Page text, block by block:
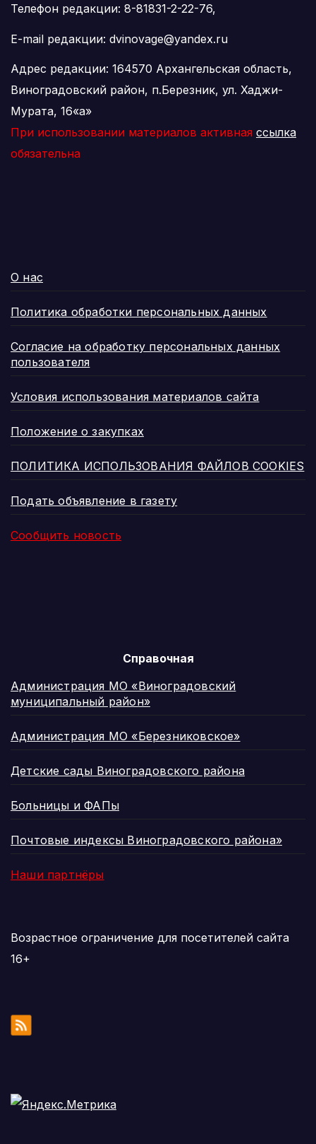
Телефон редакции: 8-81831-2-22-76,
E-mail редакции: dvinovage@yandex.ru
Адрес редакции: 164570 Архангельская область,
Виноградовский район, п.Березник, ул. Хаджи-
Мурата, 16«а»
При использовании материалов активная ссылка
обязательна
О нас
Политика обработки персональных данных
Согласие на обработку персональных данных
пользователя
Условия использования материалов сайта
Положение о закупках
ПОЛИТИКА ИСПОЛЬЗОВАНИЯ ФАЙЛОВ COOKIES
Подать объявление в газету
Сообщить новость
Справочная
Администрация МО «Виноградовский
муниципальный район»
Администрация МО «Березниковское»
Детские сады Виноградовского района
Больницы и ФАПы
Почтовые индексы Виноградовского района»
Наши партнёры
Возрастное ограничение для посетителей сайта
16+